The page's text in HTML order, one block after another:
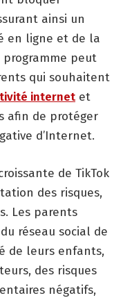
ainsi un
en ligne et de la
peut
qui souhaitent
internet et
afin de protéger
d’Internet.
de TikTok
des risques,
Les parents
réseau social de
de leurs enfants,
des risques
négatifs,